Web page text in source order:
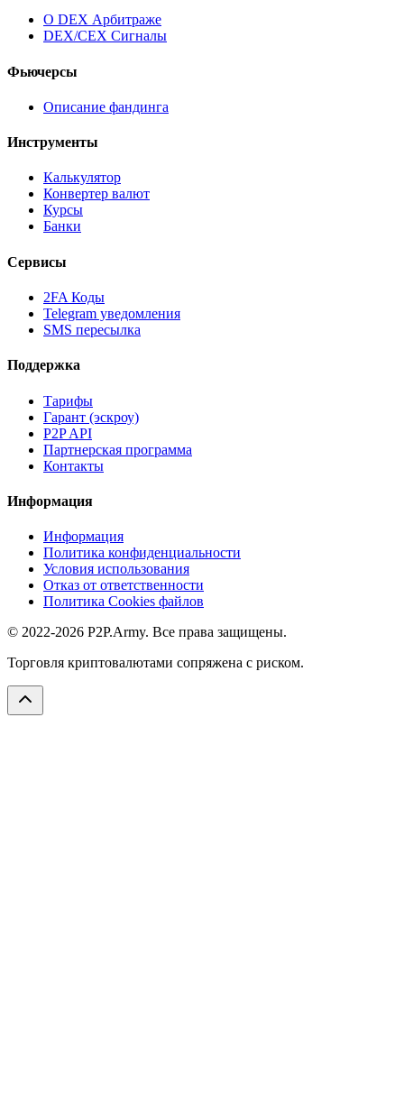
О DEX Арбитраже
DEX/CEX Сигналы
Фьючерсы
Описание фандинга
Инструменты
Калькулятор
Конвертер валют
Курсы
Банки
Сервисы
2FA Коды
Telegram уведомления
SMS пересылка
Поддержка
Тарифы
Гарант (эскроу)
P2P API
Партнерская программа
Контакты
Информация
Информация
Политика конфиденциальности
Условия использования
Отказ от ответственности
Политика Cookies файлов
© 2022-2026 P2P.Army. Все права защищены.
Торговля криптовалютами сопряжена с риском.